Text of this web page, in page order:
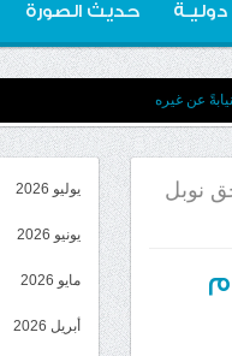
دوليـة حديث الصورة
عن غيره
نوبل يوليو 2026
يونيو 2026
مايو 2026
أبريل 2026